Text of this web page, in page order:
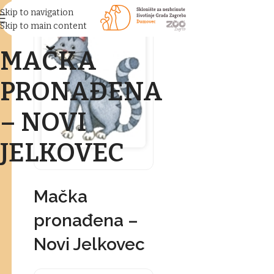
Skip to navigation
Skip to main content
MAČKA
PRONAĐENA
– NOVI
JELKOVEC
Mačka
pronađena –
Novi Jelkovec